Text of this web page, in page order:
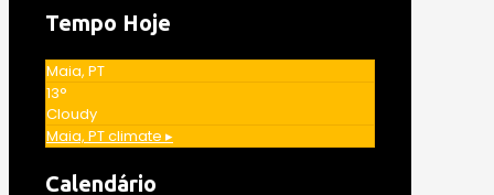
Tempo Hoje
Maia, PT
13°
Cloudy
Maia, PTclimate ▸
Calendário